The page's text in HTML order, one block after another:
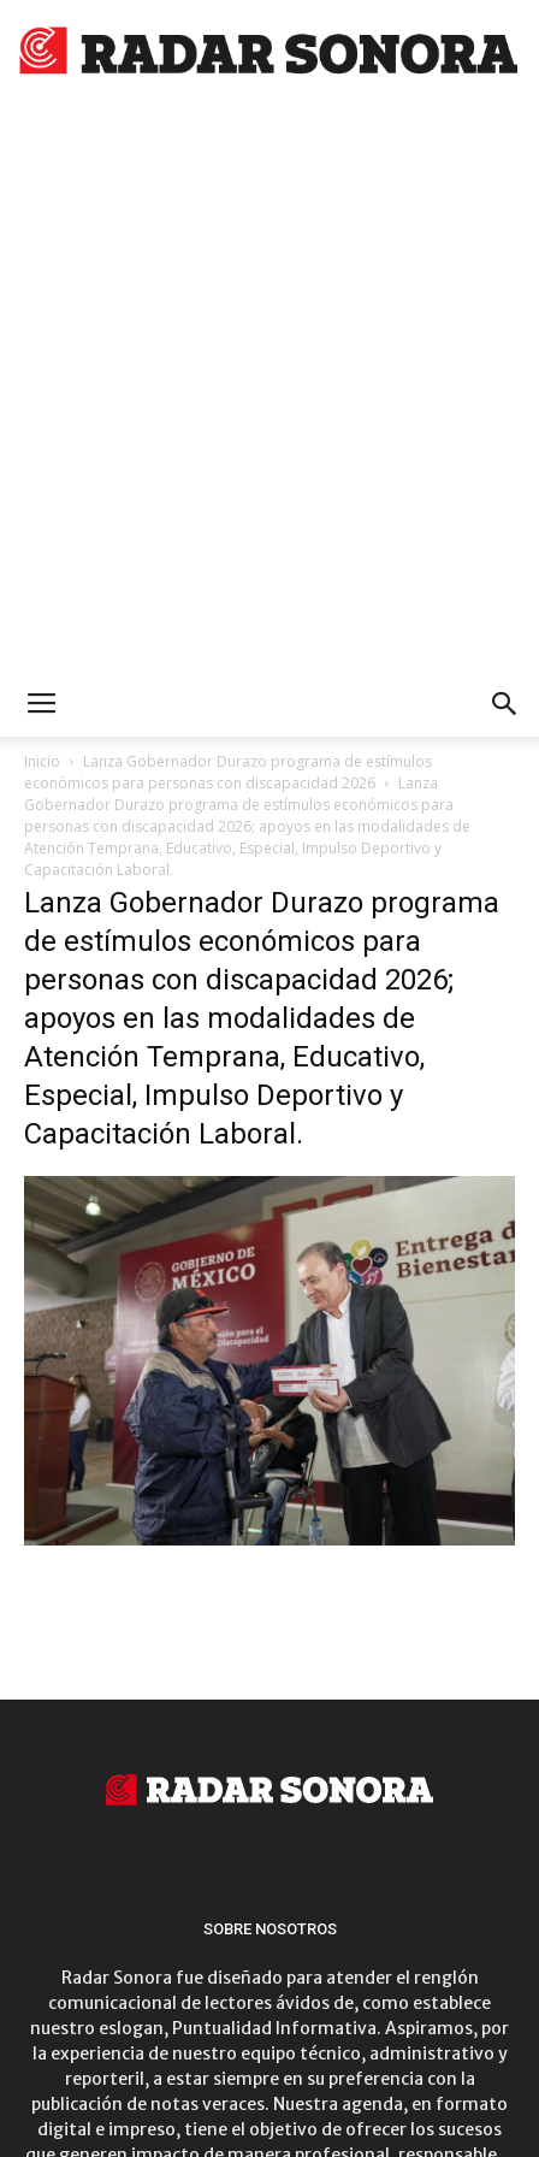
Inicio
Lanza Gobernador Durazo programa de estímulos
económicos para personas con discapacidad 2026
Lanza
Gobernador Durazo programa de estímulos económicos para
personas con discapacidad 2026; apoyos en las modalidades de
Atención Temprana, Educativo, Especial, Impulso Deportivo y
Capacitación Laboral.
Lanza Gobernador Durazo programa
de estímulos económicos para
personas con discapacidad 2026;
apoyos en las modalidades de
Atención Temprana, Educativo,
Especial, Impulso Deportivo y
Capacitación Laboral.
SOBRE NOSOTROS
Radar Sonora fue diseñado para atender el renglón
comunicacional de lectores ávidos de, como establece
nuestro eslogan, Puntualidad Informativa. Aspiramos, por
la experiencia de nuestro equipo técnico, administrativo y
reporteril, a estar siempre en su preferencia con la
publicación de notas veraces. Nuestra agenda, en formato
digital e impreso, tiene el objetivo de ofrecer los sucesos